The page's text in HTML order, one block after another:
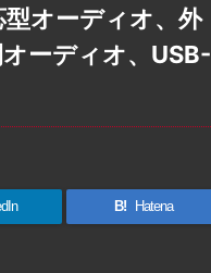
オーディオ、外
ーディオ、USB-
B! Hatena